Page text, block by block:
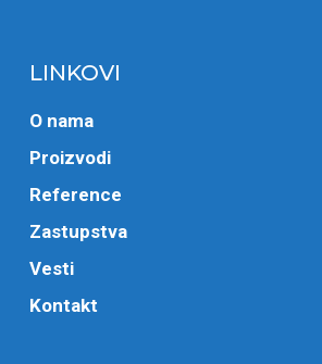
LINKOVI
O nama
Proizvodi
Reference
Zastupstva
Vesti
Kontakt